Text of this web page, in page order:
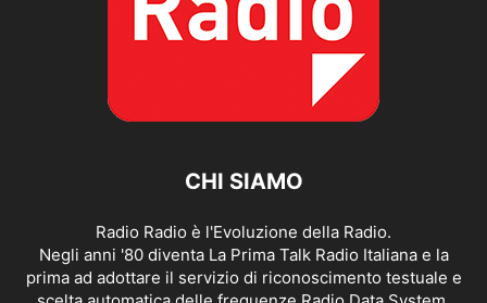
CHI SIAMO
Radio Radio è l'Evoluzione della Radio.
Negli anni '80 diventa La Prima Talk Radio Italiana e la
prima ad adottare il servizio di riconoscimento testuale e